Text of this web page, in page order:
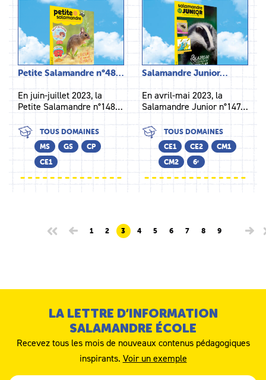
Petite Salamandre n°48…
En juin-juillet 2023, la
Petite Salamandre n°148…
TOUS DOMAINES
MS
GS
CP
CE1
Salamandre Junior…
En avril-mai 2023, la
Salamandre Junior n°147…
TOUS DOMAINES
CE1
CE2
CM1
CM2
6ᵉ
1 2 3 4 5 6 7 8 9
LA LETTRE D’INFORMATION
SALAMANDRE ÉCOLE
Recevez tous les mois de nouveaux contenus pédagogiques
inspirants. Voir un exemple